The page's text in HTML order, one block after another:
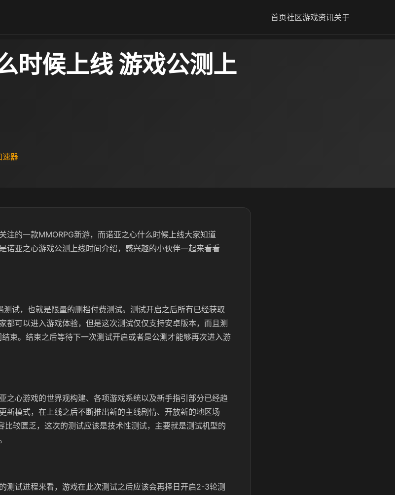
首页社区游戏资讯关于
时候上线 游戏公测上
速器
注的一款MMORPG新游，而诺亚之心什么时候上线大家知道
诺亚之心游戏公测上线时间介绍，感兴趣的小伙伴一起来看看
试，也就是限量的删档付费测试。测试开启之后所有已经获取
都可以进入游戏体验，但是这次测试仅仅支持安卓版本，而且测
束。结束之后等待下一次测试开启或者是公测才能够再次进入游
之心游戏的世界观构建、各项游戏系统以及新手指引部分已经趋
新模式，在上线之后不断推出新的主线剧情、开放新的地区场
比较匮乏，这次的测试应该是技术性测试，主要就是测试机型的
测试进程来看，游戏在此次测试之后应该会再择日开启2-3轮测